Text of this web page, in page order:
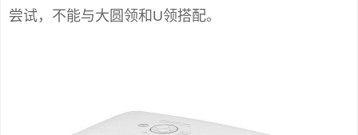
尝试，不能与大圆领和U领搭配。